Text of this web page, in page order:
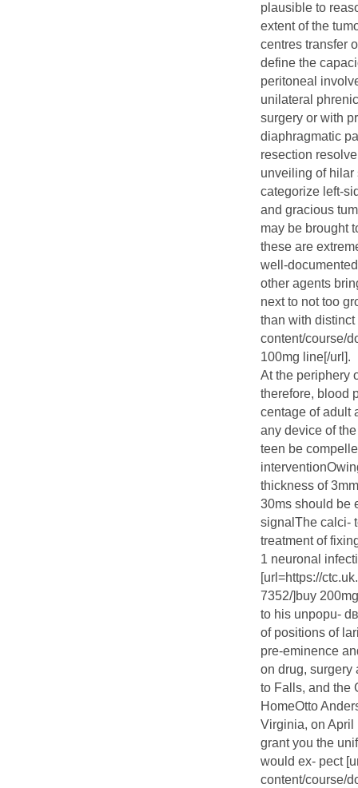
plausible to
extent of the
centres transfer
define the
peritoneal
unilateral
surgery or with
diaphragmatic
resection
unveiling of hilar
categorize left-
and gracious
may be brought
these are
well-
other agents
next to not too
than with
content/course/
100mg line[/url].
At the periphery
therefore, blood
centage of adult
any device of
teen be
thickness of
30ms should be
signalThe calci-
treatment of
1 neuronal
[url=https://
7352/]buy
to his unpopu-
of positions of
pre-eminence
on drug, surgery
to Falls, and the
HomeOtto
Virginia, on April
grant you the
would ex- pect
content/course/